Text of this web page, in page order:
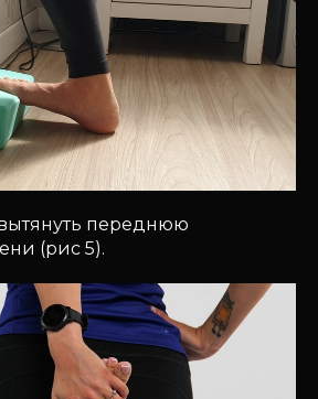
переднюю
(рис 5).